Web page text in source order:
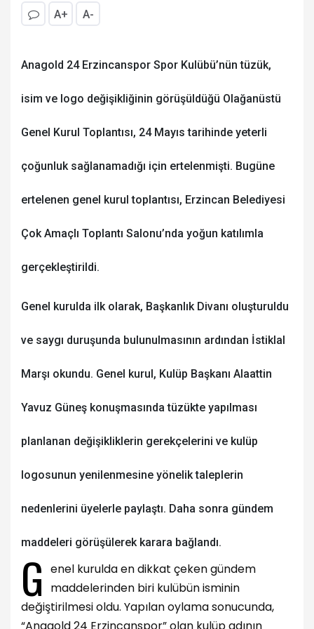
A+ A-
Anagold 24 Erzincanspor Spor Kulübü’nün tüzük,
isim ve logo değişikliğinin görüşüldüğü Olağanüstü
Genel Kurul Toplantısı, 24 Mayıs tarihinde yeterli
çoğunluk sağlanamadığı için ertelenmişti. Bugüne
ertelenen genel kurul toplantısı, Erzincan Belediyesi
Çok Amaçlı Toplantı Salonu’nda yoğun katılımla
gerçekleştirildi.
Genel kurulda ilk olarak, Başkanlık Divanı oluşturuldu
ve saygı duruşunda bulunulmasının ardından İstiklal
Marşı okundu. Genel kurul, Kulüp Başkanı Alaattin
Yavuz Güneş konuşmasında tüzükte yapılması
planlanan değişikliklerin gerekçelerini ve kulüp
logosunun yenilenmesine yönelik taleplerin
nedenlerini üyelerle paylaştı. Daha sonra gündem
maddeleri görüşülerek karara bağlandı.
G enel kurulda en dikkat çeken gündem
maddelerinden biri kulübün isminin
değiştirilmesi oldu. Yapılan oylama sonucunda,
“Anagold 24 Erzincanspor” olan kulüp adının